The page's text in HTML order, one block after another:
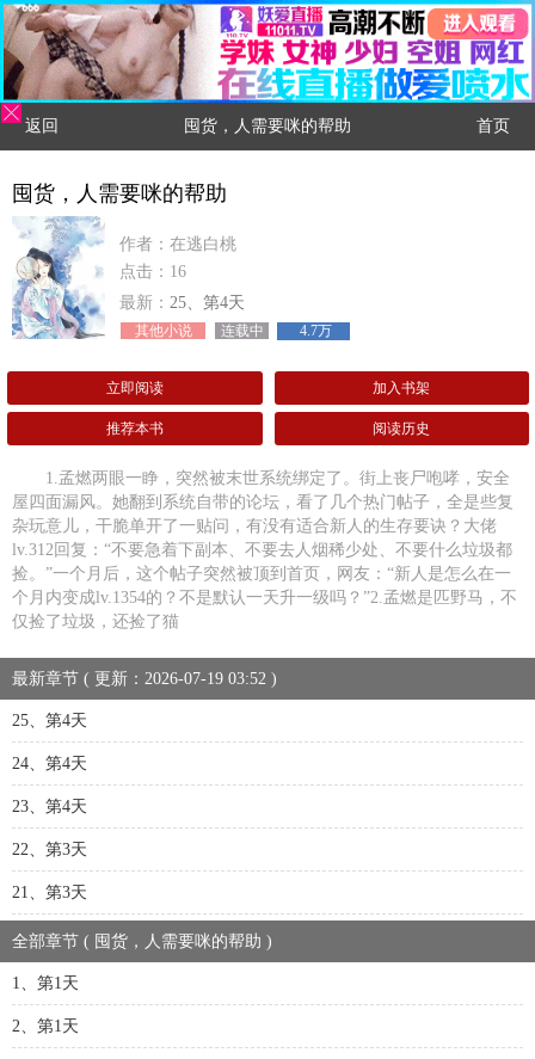
返回 囤货，人需要咪的帮助 首页
囤货，人需要咪的帮助
作者：在逃白桃
点击：16
最新： 25、第4天
其他小说 连载中 4.7万
立即阅读 加入书架
推荐本书 阅读历史
1.孟燃两眼一睁，突然被末世系统绑定了。街上丧尸咆哮，安全
屋四面漏风。她翻到系统自带的论坛，看了几个热门帖子，全是些复
杂玩意儿，干脆单开了一贴问，有没有适合新人的生存要诀？大佬
lv.312回复：“不要急着下副本、不要去人烟稀少处、不要什么垃圾都
捡。”一个月后，这个帖子突然被顶到首页，网友：“新人是怎么在一
个月内变成lv.1354的？不是默认一天升一级吗？”2.孟燃是匹野马，不
仅捡了垃圾，还捡了猫
最新章节 ( 更新：2026-07-19 03:52 )
25、第4天
24、第4天
23、第4天
22、第3天
21、第3天
全部章节 ( 囤货，人需要咪的帮助 )
1、第1天
2、第1天